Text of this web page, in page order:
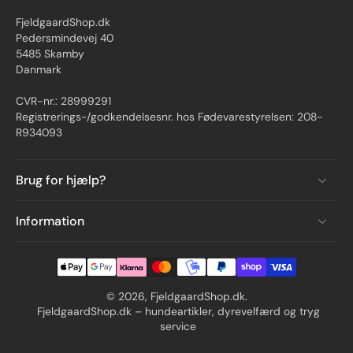
FjeldgaardShop.dk
Pedersmindevej 40
5485 Skamby
Danmark
CVR-nr.: 28999291
Registrerings-/godkendelsesnr. hos Fødevarestyrelsen: 208-
R934093
Brug for hjælp?
Information
© 2026, FjeldgaardShop.dk.
FjeldgaardShop.dk – hundeartikler, dyrevelfærd og tryg
service